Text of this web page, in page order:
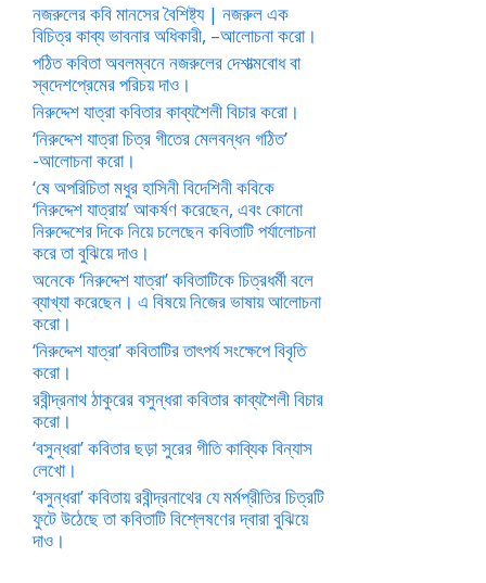
নজরুলের কবি মানসের বৈশিষ্ট্য | নজরুল এক
বিচিত্র কাব্য ভাবনার অধিকারী, –আলোচনা করো।
পঠিত কবিতা অবলম্বনে নজরুলের দেশাত্মবোধ বা
স্বদেশপ্রেমের পরিচয় দাও।
নিরুদ্দেশ যাত্রা কবিতার কাব্যশৈলী বিচার করো।
‘নিরুদ্দেশ যাত্রা চিত্র গীতের মেলবন্ধন গঠিত’
-আলোচনা করো।
‘ষে অপরিচিতা মধুর হাসিনী বিদেশিনী কবিকে
‘নিরুদ্দেশ যাত্রায়’ আকর্ষণ করেছেন, এবং কোনো
নিরুদ্দেশের দিকে নিয়ে চলেছেন কবিতাটি পর্যালোচনা
করে তা বুঝিয়ে দাও।
অনেকে ‘নিরুদ্দেশ যাত্রা’ কবিতাটিকে চিত্রধর্মী বলে
ব্যাখ্যা করেছেন। এ বিষয়ে নিজের ভাষায় আলোচনা
করো।
‘নিরুদ্দেশ যাত্রা’ কবিতাটির তাৎপর্য সংক্ষেপে বিবৃতি
করো।
রবীন্দ্রনাথ ঠাকুরের বসুন্ধরা কবিতার কাব্যশৈলী বিচার
করো।
‘বসুন্ধরা’ কবিতার ছড়া সুরের গীতি কাব্যিক বিন্যাস
লেখো।
‘বসুন্ধরা’ কবিতায় রবীন্দ্রনাথের যে মর্মপ্রীতির চিত্রটি
ফুটে উঠেছে তা কবিতাটি বিশ্লেষণের দ্বারা বুঝিয়ে
দাও।